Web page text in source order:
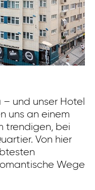
und unser Hotel
uns an einem
trendigen, bei
Von hier
Wege